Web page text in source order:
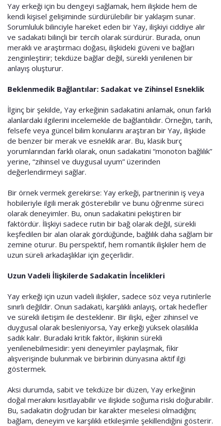
Yay erkeği için bu dengeyi sağlamak, hem ilişkide hem de
kendi kişisel gelişiminde sürdürülebilir bir yaklaşım sunar.
Sorumluluk bilinciyle hareket eden bir Yay, ilişkiyi ciddiye alır
ve sadakati bilinçli bir tercih olarak sürdürür. Burada, onun
meraklı ve araştırmacı doğası, ilişkideki güveni ve bağları
zenginleştirir; tekdüze bağlar değil, sürekli yenilenen bir
anlayış oluşturur.
Beklenmedik Bağlantılar: Sadakat ve Zihinsel Esneklik
İlginç bir şekilde, Yay erkeğinin sadakatini anlamak, onun farklı
alanlardaki ilgilerini incelemekle de bağlantılıdır. Örneğin, tarih,
felsefe veya güncel bilim konularını araştıran bir Yay, ilişkide
de benzer bir merak ve esneklik arar. Bu, klasik burç
yorumlarından farklı olarak, onun sadakatini “monoton bağlılık”
yerine, “zihinsel ve duygusal uyum” üzerinden
değerlendirmeyi sağlar.
Bir örnek vermek gerekirse: Yay erkeği, partnerinin iş veya
hobileriyle ilgili merak gösterebilir ve bunu öğrenme süreci
olarak deneyimler. Bu, onun sadakatini pekiştiren bir
faktördür. İlişkiyi sadece rutin bir bağ olarak değil, sürekli
keşfedilen bir alan olarak gördüğünde, bağlılık daha sağlam bir
zemine oturur. Bu perspektif, hem romantik ilişkiler hem de
uzun süreli arkadaşlıklar için geçerlidir.
Uzun Vadeli İlişkilerde Sadakatin İncelikleri
Yay erkeği için uzun vadeli ilişkiler, sadece söz veya rutinlerle
sınırlı değildir. Onun sadakati, karşılıklı anlayış, ortak hedefler
ve sürekli iletişim ile desteklenir. Bir ilişki, eğer zihinsel ve
duygusal olarak besleniyorsa, Yay erkeği yüksek olasılıkla
sadık kalır. Buradaki kritik faktör, ilişkinin sürekli
yenilenebilmesidir: yeni deneyimler paylaşmak, fikir
alışverişinde bulunmak ve birbirinin dünyasına aktif ilgi
göstermek.
Aksi durumda, sabit ve tekdüze bir düzen, Yay erkeğinin
doğal merakını kısıtlayabilir ve ilişkide soğuma riski doğurabilir.
Bu, sadakatin doğrudan bir karakter meselesi olmadığını;
bağlam, deneyim ve karşılıklı etkileşimle şekillendiğini gösterir.